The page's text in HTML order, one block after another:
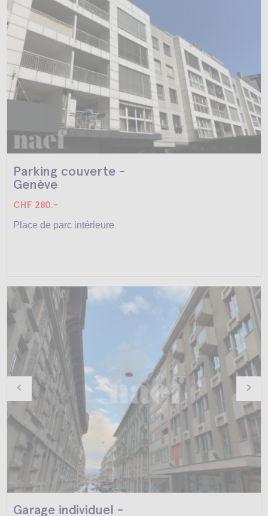
Parking couverte -
Genève
CHF 280.-
Place de parc intérieure
Garage individuel -